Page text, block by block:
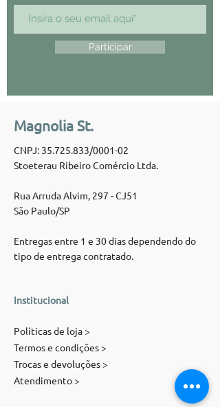
Participar
Magnolia St.
CNPJ: 35.725.833/0001-02
Stoeterau Ribeiro Comércio Ltda.
Rua Arruda Alvim, 297 - CJ51
São Paulo/SP
Entregas entre 1 e 30 dias dependendo do
tipo de entrega contratado.
Institucional
Políticas de loja >
Termos e condições >
Trocas e devoluções >
Atendimento >